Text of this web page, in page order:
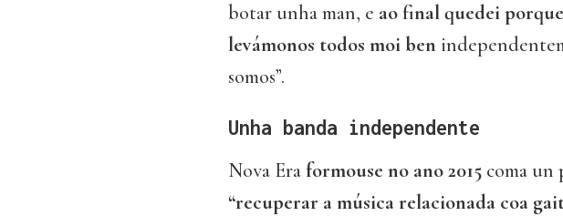
botar unha man, e ao final quedei
levámonos todos moi ben
somos”.
Unha banda independente
Nova Eraformouse no ano 2015 coma un
“recuperar a música relacionada coa